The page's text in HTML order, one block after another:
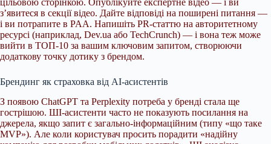
цільовою сторінкою. Опублікуйте експертне відео — і ви
з’явитеся в секції відео. Дайте відповіді на поширені питання —
і ви потрапите в PAA. Напишіть PR-статтю на авторитетному
ресурсі (наприклад, Dev.ua або TechCrunch) — і вона теж може
вийти в ТОП-10 за вашим ключовим запитом, створюючи
додаткову точку дотику з брендом.
Брендинг як страховка від AI-асистентів
З появою ChatGPT та Perplexity потреба у бренді стала ще
гострішою. ШІ-асистенти часто не показують посилання на
джерела, якщо запит є загально-інформаційним (типу «що таке
MVP»). Але коли користувач просить порадити «надійну